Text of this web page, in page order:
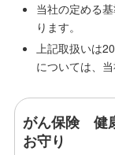
当社の定める
ります。
上記取扱いは
については、
がん保険 健
お守り